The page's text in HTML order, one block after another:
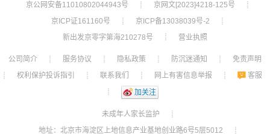
京公网安备11010802044943号 ┊ 京网文[2023]4218-125号
┊
京ICP证161160号
┊ 京ICP备13038039号-2
┊
新出发京零字第海210278号
┊ 营业执照
公司简介 ┊ 服务协议 ┊ 隐私政策 ┊ 防沉迷通知 ┊
免责声明
┊
权利保护投诉指引 ┊ 联系我们 ┊ 网上有害信息举报 ┊
客服
┊
加关注
未成年人家长监护
┊
地址：北京市海淀区上地信息产业基地创业路6号5层5012
┊